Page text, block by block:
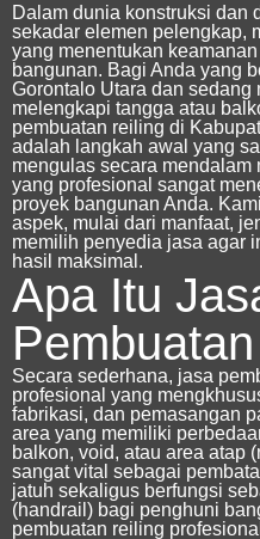
Dalam dunia konstruksi dan
sekadar elemen pelengkap,
yang menentukan
bangunan. Bagi Anda yang
Gorontalo Utara dan sedang
melengkapi tangga atau
pembuatan reiling di
adalah langkah awal yang
mengulas secara
yang profesional sangat
proyek bangunan Anda.
aspek, mulai dari manfaat,
memilih penyedia jasa agar
hasil maksimal.
Apa Itu
Secara sederhana, jasa
profesional yang
fabrikasi, dan pemasangan
area yang memiliki
balkon, void, atau area atap
sangat vital sebagai
jatuh sekaligus berfungsi
(handrail) bagi penghuni
pembuatan reiling